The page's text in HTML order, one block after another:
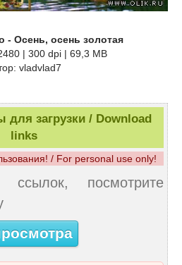
- Осень, осень золотая
| 300 dpi | 69,3 MB
vladvlad7
загрузки / Download
links
/ For personal use only!
посмотрите